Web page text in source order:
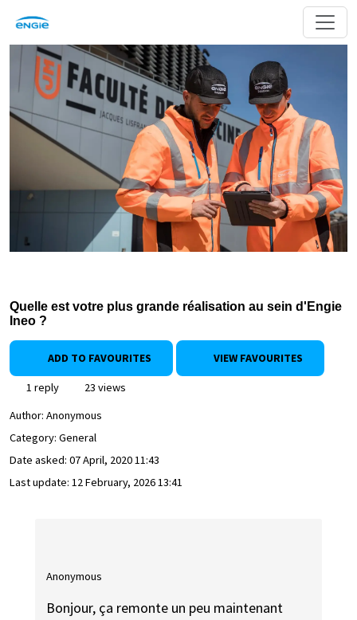
Quelle est votre plus grande réalisation au sein d'Engie
Ineo ?
ADD TO FAVOURITES VIEW FAVOURITES
1 reply
23 views
Author: Anonymous
Category: General
Date asked: 07 April, 2020 11:43
Last update: 12 February, 2026 13:41
Anonymous
Bonjour, ça remonte un peu maintenant